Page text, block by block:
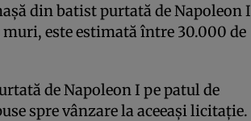
din batist purtată de Napoleon I
muri, este estimată între 30.000 de
de Napoleon I pe patul de
spre vânzare la aceeaşi licitaţie.